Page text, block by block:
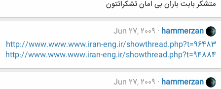
متشکر بابت باران بی امان تشکراتتون
hammerzan
Jun 27, 2009
http://www.www.www.iran-eng.ir/showthread.php?t=96483
http://www.www.www.iran-eng.ir/showthread.php?t=94884
hammerzan
Jun 27, 2009